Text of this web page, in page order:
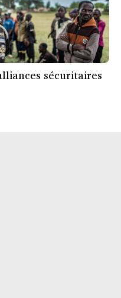
sécuritaires